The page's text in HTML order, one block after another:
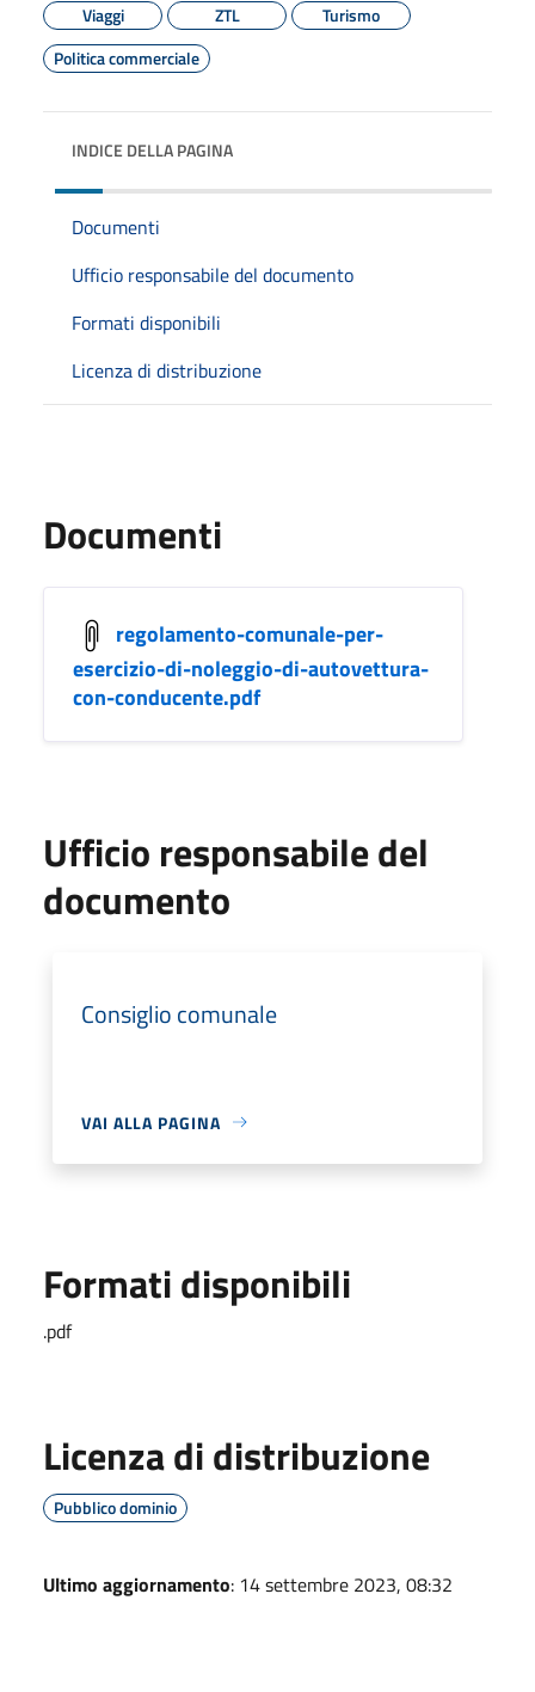
Viaggi
ZTL
Turismo
Politica commerciale
INDICE DELLA PAGINA
Documenti
Ufficio responsabile del documento
Formati disponibili
Licenza di distribuzione
Documenti
regolamento-comunale-per-
esercizio-di-noleggio-di-autovettura-
con-conducente.pdf
Ufficio responsabile del
documento
Consiglio comunale
VAI ALLA PAGINA
Formati disponibili
.pdf
Licenza di distribuzione
Pubblico dominio
Ultimo aggiornamento: 14 settembre 2023, 08:32